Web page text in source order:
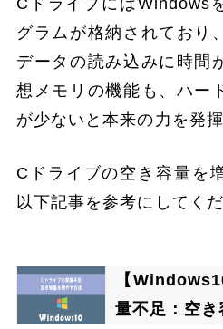
グラムが格納されており
データの読み込みに時間
想メモリの機能も、ハー
が少ないと本来の力を発
Cドライブの空き容量を
以下記事を参考にしてくだ
【
量不足：空